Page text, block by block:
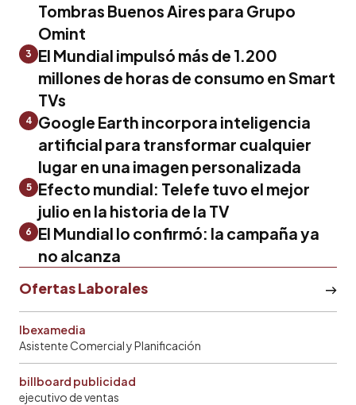
Tombras Buenos Aires para Grupo
Omint
3
El Mundial impulsó más de 1.200
millones de horas de consumo en Smart
TVs
4 Google Earth incorpora inteligencia
artificial para transformar cualquier
lugar en una imagen personalizada
5
Efecto mundial: Telefe tuvo el mejor
julio en la historia de la TV
6
El Mundial lo confirmó: la campaña ya
no alcanza
Ofertas Laborales
Ibexamedia
Asistente Comercial y Planificación
billboard publicidad
ejecutivo de ventas